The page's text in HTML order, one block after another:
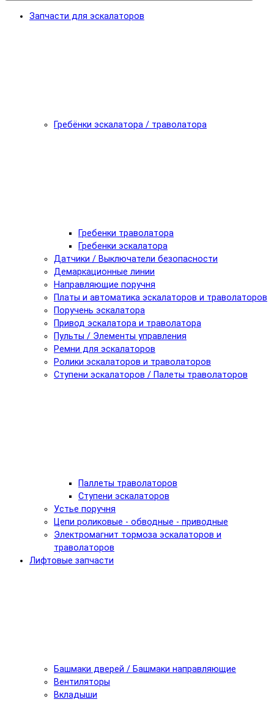
Запчасти для эскалаторов
Гребёнки эскалатора / траволатора
Гребенки траволатора
Гребенки эскалатора
Датчики / Выключатели безопасности
Демаркационные линии
Направляющие поручня
Платы и автоматика эскалаторов и траволаторов
Поручень эскалатора
Привод эскалатора и траволатора
Пульты / Элементы управления
Ремни для эскалаторов
Ролики эскалаторов и траволаторов
Ступени эскалаторов / Палеты траволаторов
Паллеты траволаторов
Ступени эскалаторов
Устье поручня
Цепи роликовые - обводные - приводные
Электромагнит тормоза эскалаторов и
траволаторов
Лифтовые запчасти
Башмаки дверей / Башмаки направляющие
Вентиляторы
Вкладыши